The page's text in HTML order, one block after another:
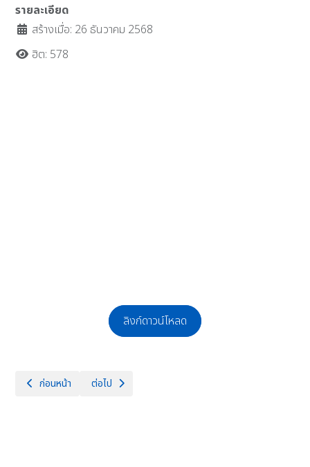
รายละเอียด
สร้างเมื่อ: 26 ธันวาคม 2568
ฮิต: 578
ลิงก์ดาวน์โหลด
เนื้อหาก่อนหน้า: ประกาศรับสมัคร สอบคัดเลือกบุคคลเพื่อจ้างเป็นลูกจ้างชั่ว
ก่อนหน้า เนื้อหาถัดไป: ประกาศผลผู้ผ่านการสอบคัดเลือกบุคคลเพื่อ
ต่อไป